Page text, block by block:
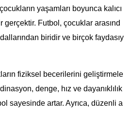
yaşamları boyunca kalıcı
gerçektir. Futbol, çocuklar arasınd
biridir ve birçok faydasıy
fiziksel becerilerini geliştirmele
denge, hız ve dayanıklılık
sayesinde artar. Ayrıca, düzenli a